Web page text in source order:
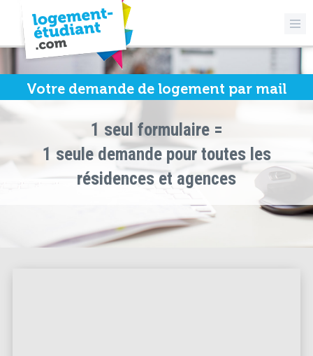
Votre demande de logement par mail
1 seul formulaire =
1 seule demande pour toutes les
résidences et agences